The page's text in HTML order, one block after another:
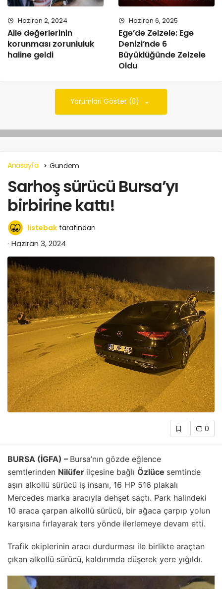
Haziran 2, 2024
Aile değerlerinin
korunması zorunluluk
haline geldi
Haziran 6, 2025
Ege’de Zelzele: Ege
Denizi’nde 6
Büyüklüğünde Zelzele
Oldu
Yorumları Göster (0)
Anasayfa Gündem
Sarhoş sürücü Bursa’yı
birbirine kattı!
listebak tarafından
Haziran 3, 2024
0
BURSA (İGFA) – Bursa’nın gözde eğlence
semtlerinden Nilüfer ilçesine bağlı Özlüce semtinde
aşırı alkollü sürücü iş insanı, 16 HP 516 plakalı
Mercedes marka aracıyla dehşet saçtı. Park halindeki
10 araca çarpan alkollü sürücü, bir ağaca çarpıp yolun
karşısına fırlayarak ters yönde ilerlemeye devam etti.
Trafik ekiplerinin aracı durdurması ile birlikte araçtan
çıkan alkollü sürücü, kaldırımda düşerek yere yığıldı.